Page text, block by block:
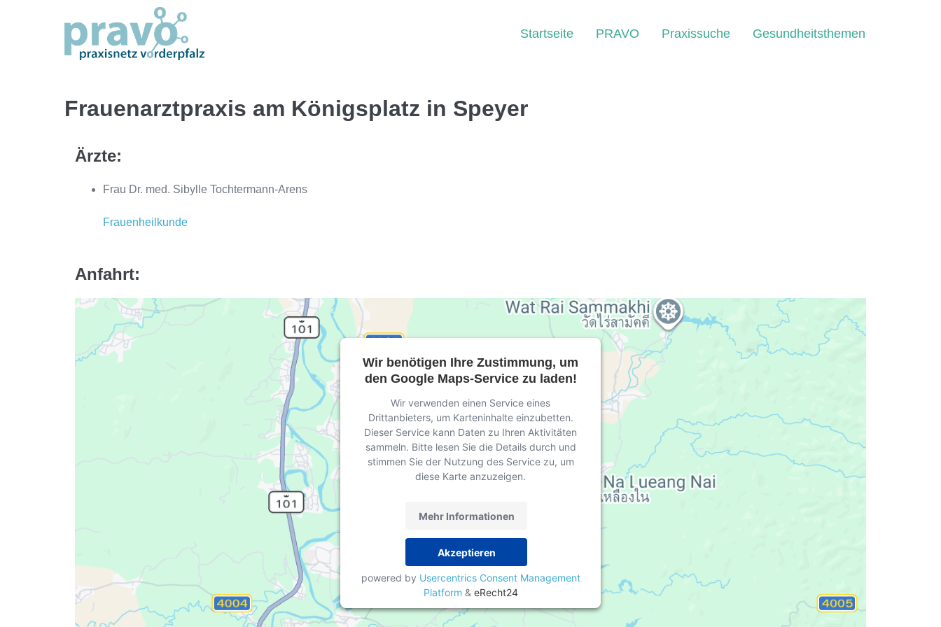
Startseite PRAVO Praxissuche Gesundheitsthemen
Frauenarztpraxis am Königsplatz in Speyer
Ärzte:
Frau Dr. med. Sibylle Tochtermann-Arens
Frauenheilkunde
Anfahrt:
Wir benötigen Ihre Zustimmung, um
den Google Maps-Service zu laden!
Wir verwenden einen Service eines
Drittanbieters, um Karteninhalte einzubetten.
Dieser Service kann Daten zu Ihren Aktivitäten
sammeln. Bitte lesen Sie die Details durch und
stimmen Sie der Nutzung des Service zu, um
diese Karte anzuzeigen.
Mehr Informationen
Akzeptieren
powered by Usercentrics Consent Management
Platform & eRecht24